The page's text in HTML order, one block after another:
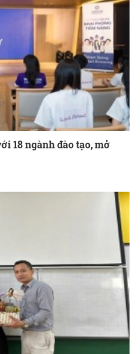
18 ngành đào tạo, mở